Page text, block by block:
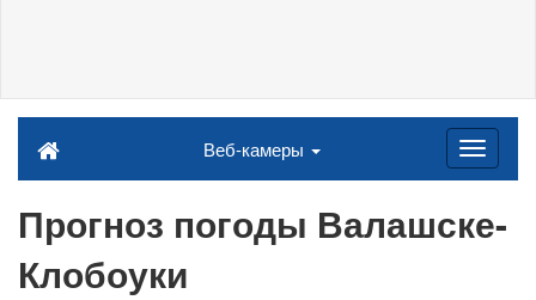
Веб-камеры
Прогноз погоды Валашске-
Клобоуки